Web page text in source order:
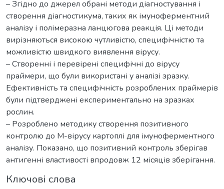
– Згідно до джерел обрані методи діагностування і
створення діагностикума, таких як імуноферментний
аналізу і полімеразна ланцюгова реакція. Ці методи
вирізняються високою чутливістю, специфічністю та
можливістю швидкого виявлення вірусу.
– Створенні і перевірені специфічні до вірусу
праймери, що були використані у аналізі зразку.
Ефективність та специфічність розроблених праймерів
були підтверджені експериментально на зразках
рослин.
– Розроблено методику створення позитивного
контролю до М-вірусу картоплі для імуноферментного
аналізу. Показано, що позитивний контроль зберігав
антигенні властивості впродовж 12 місяців зберігання.
Ключові слова